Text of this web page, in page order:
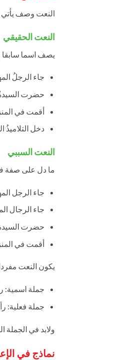
النعت وصف يأتي
النعت الحقيقي
يصف اسما سابقا
جاء الرجلُ
حضرت السيدةُ
أقمت في
دخل التلاميذُ
النعت السببي
ما دل على صفة في
جاء الرجل
جاء الرجال
حضرت السيدة
أقمت في
يكون النعت
جملة اسمية:
جملة فعلية:
ولابد في الجملة
نماذج في